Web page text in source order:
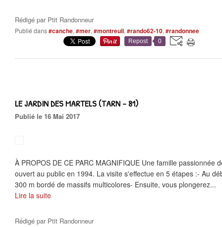
Rédigé par Ptit Randonneur
Publié dans#canche, #mer, #montreuil, #rando62-10, #randonnee
Repost 0
LE JARDIN DES MARTELS (TARN - 81)
Publié le 16 Mai 2017
À PROPOS DE CE PARC MAGNIFIQUE Une famille passionnée
ouvert au public en 1994. La visite s'effectue en 5 étapes :- Au
300 m bordé de massifs multicolores- Ensuite, vous plongerez...
Lire la suite
Rédigé par Ptit Randonneur